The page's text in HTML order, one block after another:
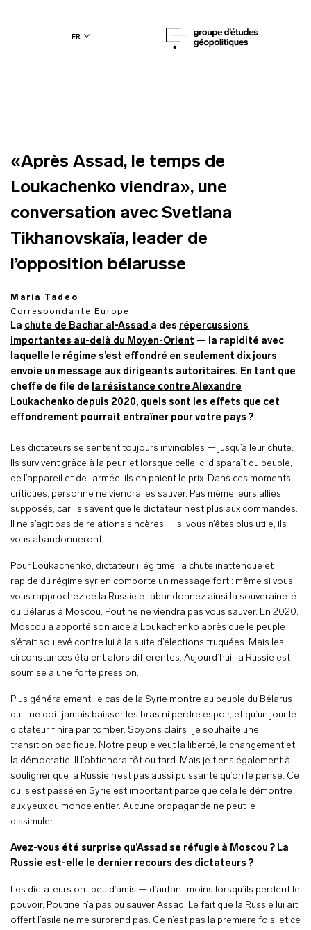
fr
«Après Assad, le temps de
Loukachenko viendra», une
conversation avec Svetlana
Tikhanovskaïa, leader de
l’opposition bélarusse
Maria Tadeo
Correspondante Europe
La chute de Bachar al-Assad a des répercussions
importantes au-delà du Moyen-Orient — la rapidité avec
laquelle le régime s’est effondré en seulement dix jours
envoie un message aux dirigeants autoritaires. En tant que
cheffe de file de la résistance contre Alexandre
Loukachenko depuis 2020, quels sont les effets que cet
effondrement pourrait entraîner pour votre pays ?
Les dictateurs se sentent toujours invincibles — jusqu’à leur chute.
Ils survivent grâce à la peur, et lorsque celle-ci disparaît du peuple,
de l’appareil et de l’armée, ils en paient le prix. Dans ces moments
critiques, personne ne viendra les sauver. Pas même leurs alliés
supposés, car ils savent que le dictateur n’est plus aux commandes.
Il ne s’agit pas de relations sincères — si vous n’êtes plus utile, ils
vous abandonneront.
Pour Loukachenko, dictateur illégitime, la chute inattendue et
rapide du régime syrien comporte un message fort : même si vous
vous rapprochez de la Russie et abandonnez ainsi la souveraineté
du Bélarus à Moscou, Poutine ne viendra pas vous sauver. En 2020,
Moscou a apporté son aide à Loukachenko après que le peuple
s’était soulevé contre lui à la suite d’élections truquées. Mais les
circonstances étaient alors différentes. Aujourd’hui, la Russie est
soumise à une forte pression.
Plus généralement, le cas de la Syrie montre au peuple du Bélarus
qu’il ne doit jamais baisser les bras ni perdre espoir, et qu’un jour le
dictateur finira par tomber. Soyons clairs : je souhaite une
transition pacifique. Notre peuple veut la liberté, le changement et
la démocratie. Il l’obtiendra tôt ou tard. Mais je tiens également à
souligner que la Russie n’est pas aussi puissante qu’on le pense. Ce
qui s’est passé en Syrie est important parce que cela le démontre
aux yeux du monde entier. Aucune propagande ne peut le
dissimuler.
Avez-vous été surprise qu’Assad se réfugie à Moscou ? La
Russie est-elle le dernier recours des dictateurs ?
Les dictateurs ont peu d’amis — d’autant moins lorsqu’ils perdent le
pouvoir. Poutine n’a pas pu sauver Assad. Le fait que la Russie lui ait
offert l’asile ne me surprend pas. Ce n’est pas la première fois, et ce